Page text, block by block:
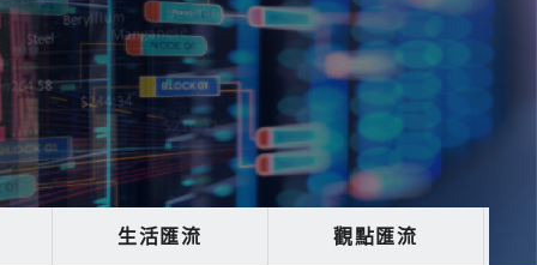
生活匯流 觀點匯流